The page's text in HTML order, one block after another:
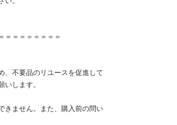
＝＝＝＝＝＝＝＝
、不要品のリユースを促進して
いします。
きません。また、購入前の問い